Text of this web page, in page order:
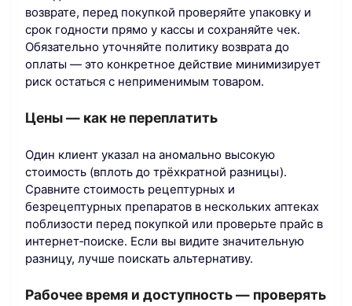
возврате, перед покупкой проверяйте упаковку и
срок годности прямо у кассы и сохраняйте чек.
Обязательно уточняйте политику возврата до
оплаты — это конкретное действие минимизирует
риск остаться с неприменимым товаром.
Цены — как не переплатить
Один клиент указал на аномально высокую
стоимость (вплоть до трёхкратной разницы).
Сравните стоимость рецептурных и
безрецептурных препаратов в нескольких аптеках
поблизости перед покупкой или проверьте прайс в
интернет‑поиске. Если вы видите значительную
разницу, лучше поискать альтернативу.
Рабочее время и доступность — проверять